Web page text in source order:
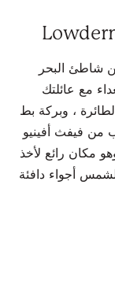
بيتش 1 ، 000 قدمًا من شاطئ البحر
مع عائلتك
، وبركة بط
من فيفث أفينيو
مكان رائع لأخذ
أجواء دافئة